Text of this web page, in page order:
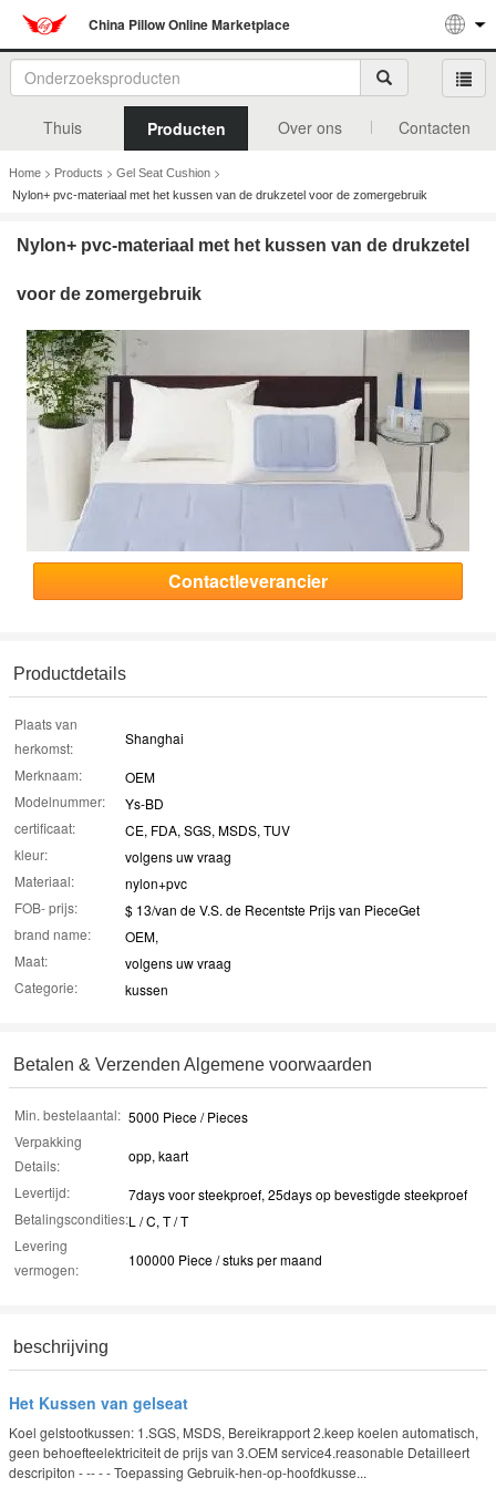
China Pillow Online Marketplace
Thuis Producten Over ons Contacten
Home > Products > Gel Seat Cushion >
Nylon+ pvc-materiaal met het kussen van de drukzetel voor de zomergebruik
Nylon+ pvc-materiaal met het kussen van de drukzetel
voor de zomergebruik
Contactleverancier
Productdetails
Plaats van
herkomst:
Shanghai
Merknaam:
OEM
Modelnummer:
Ys-BD
certificaat:
CE, FDA, SGS, MSDS, TUV
kleur:
volgens uw vraag
Materiaal:
nylon+pvc
FOB- prijs:
$ 13/van de V.S. de Recentste Prijs van PieceGet
brand name:
OEM,
Maat:
volgens uw vraag
Categorie:
kussen
Betalen & Verzenden Algemene voorwaarden
Min. bestelaantal: 5000 Piece / Pieces
Verpakking
Details:
opp, kaart
Levertijd:
7days voor steekproef, 25days op bevestigde steekproef
Betalingscondities:L / C, T / T
Levering
vermogen:
100000 Piece / stuks per maand
beschrijving
Het Kussen van gelseat
Koel gelstootkussen: 1.SGS, MSDS, Bereikrapport 2.keep koelen automatisch,
geen behoefteelektriciteit de prijs van 3.OEM service4.reasonable Detailleert
descripiton - -- - - Toepassing Gebruik-hen-op-hoofdkusse...